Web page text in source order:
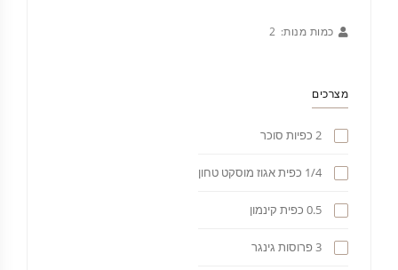
כמות מנות: 2
מצרכים
2 כפיות סוכר
1/4 כפית אגוז מוסקט טחון
0.5 כפית קינמון
3 פרוסות גינגר